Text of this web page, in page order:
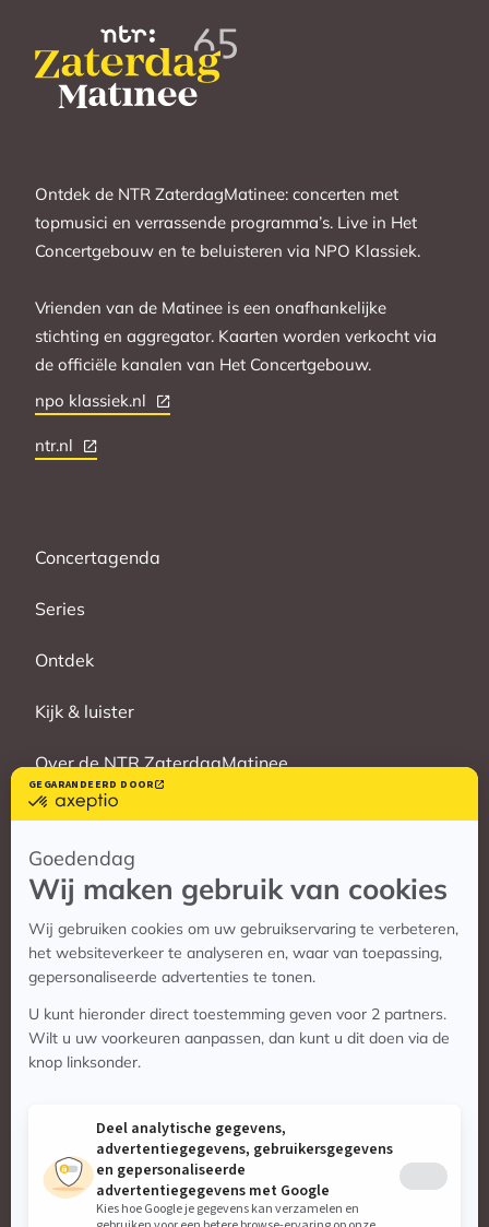
Ontdek de NTR ZaterdagMatinee: concerten met
topmusici en verrassende programma’s. Live in Het
Concertgebouw en te beluisteren via NPO Klassiek.
Vrienden van de Matinee is een onafhankelijke
stichting en aggregator. Kaarten worden verkocht via
de officiële kanalen van Het Concertgebouw.
npo klassiek.nl
ntr.nl
Concertagenda
Series
Ontdek
Kijk & luister
Over de NTR ZaterdagMatinee
Vrienden
Veelgestelde vragen
Contact
Contact
Vragen? Bekijk de contactpagina
Stuur ons een e-mail:
info@zaterdagmatinee.nl